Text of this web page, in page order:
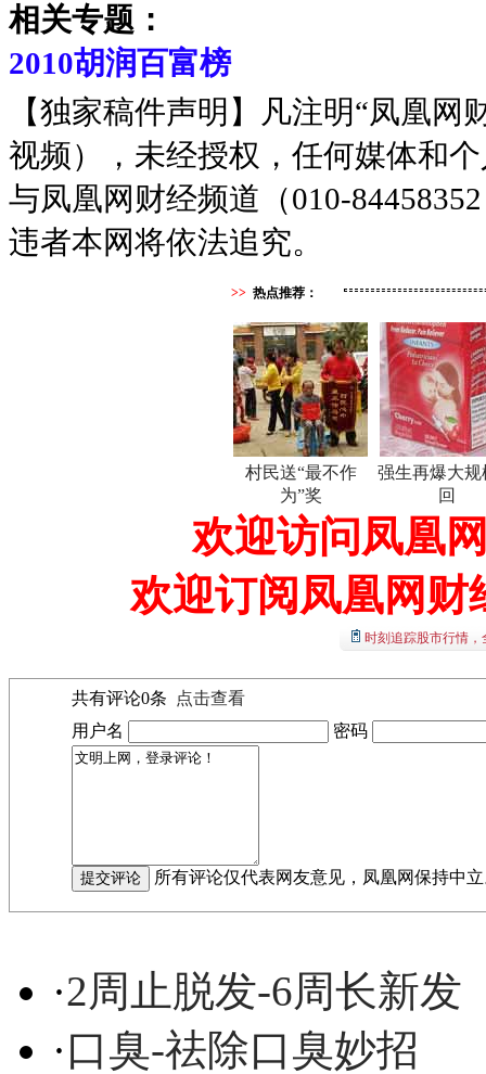
相关专题：
2010胡润百富榜
【独家稿件声明】凡注明“凤凰
视频），未经授权，任何媒体和
与凤凰网财经频道（010-
违者本网将依法追究。
>> 热点推荐：
村民送“最不作
为”奖
强生再爆大规
回
欢迎访问凤凰
欢迎订阅凤凰网财
时刻追踪股市行情
共有评论0条
点击查看
用户名
密码
所有评论仅代表网友意见，凤凰网保持中
·2周止脱发-6周长新发
·口臭-祛除口臭妙招